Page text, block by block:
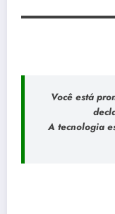
Você está
A tecnologia